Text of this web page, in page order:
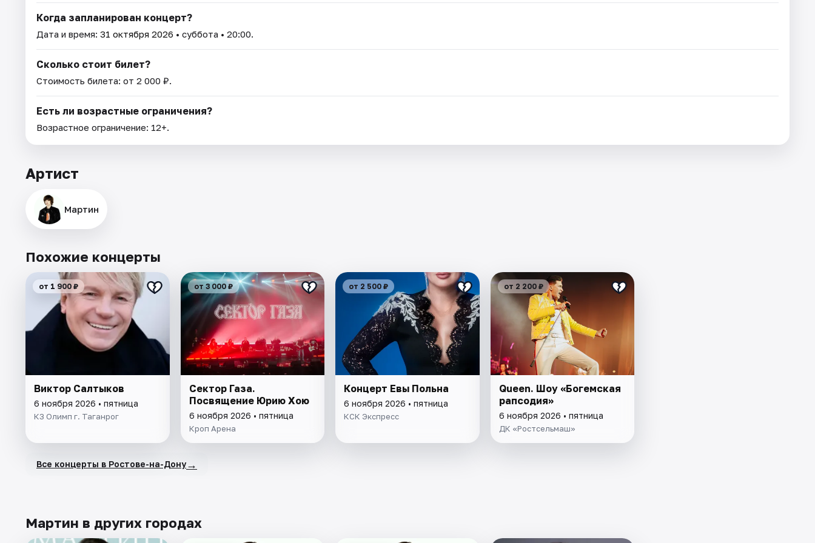
Когда запланирован концерт?
Дата и время: 31 октября 2026 • суббота • 20:00.
Сколько стоит билет?
Стоимость билета: от 2 000 ₽.
Есть ли возрастные ограничения?
Возрастное ограничение: 12+.
Артист
Мартин
Похожие концерты
от 1 900 ₽
Виктор Салтыков
6 ноября 2026 • пятница
КЗ Олимп г. Таганрог
от 3 000 ₽
Сектор Газа.
Посвящение Юрию Хою
6 ноября 2026 • пятница
Кроп Арена
от 2 500 ₽
Концерт Евы Польна
6 ноября 2026 • пятница
КСК Экспресс
от 2 200 ₽
Queen. Шоу «Богемская
рапсодия»
6 ноября 2026 • пятница
ДК «Ростсельмаш»
Все концерты в Ростове-на-Дону→
Мартин в других городах